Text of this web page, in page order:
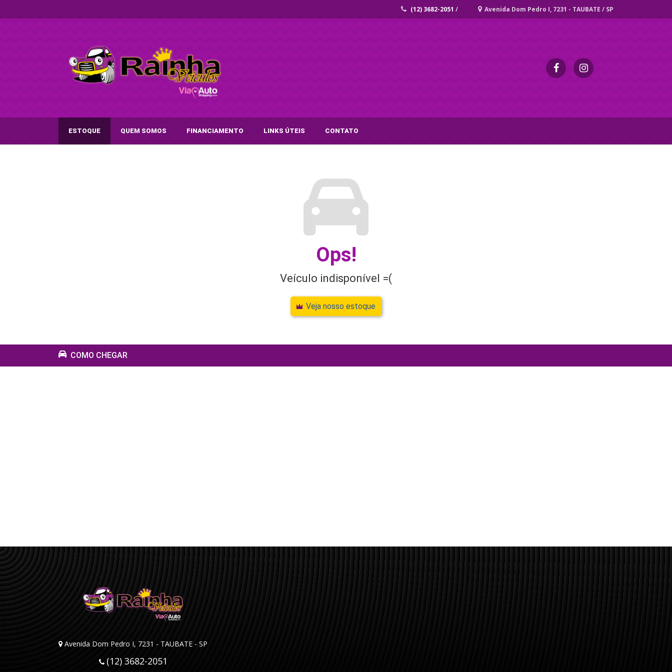
Avenida Dom Pedro I, 7231 - TAUBATE / SP
(12) 3682-2051 /
ESTOQUE QUEM SOMOS FINANCIAMENTO LINKS ÚTEIS CONTATO
Ops!
Veículo indisponível =(
Veja nosso estoque
COMO CHEGAR
Avenida Dom Pedro I, 7231 - TAUBATE - SP
(12) 3682-2051